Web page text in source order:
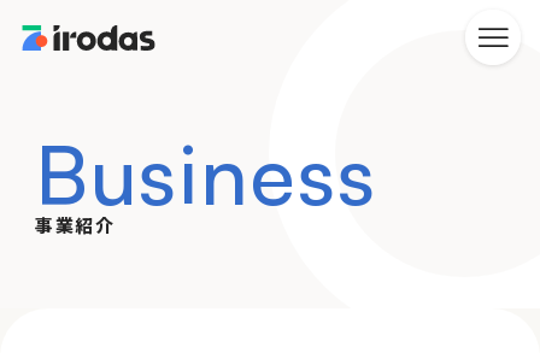
Business
事業紹介